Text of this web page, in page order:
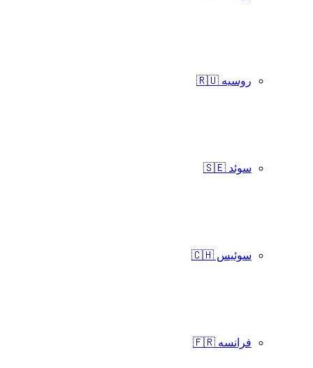
روسیه 🇷🇺
سوئد 🇸🇪
سوئیس 🇨🇭
فرانسه 🇫🇷